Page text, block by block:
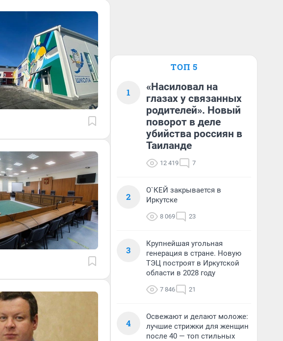
ТОП 5
1
«Насиловал на
глазах у связанных
родителей». Новый
поворот в деле
убийства россиян в
Таиланде
12 419 7
2
О`КЕЙ закрывается в
Иркутске
8 069 23
3
Крупнейшая угольная
генерация в стране. Новую
ТЭЦ построят в Иркутской
области в 2028 году
7 846 21
4
Освежают и делают моложе:
лучшие стрижки для женщин
после 40 — топ стильных